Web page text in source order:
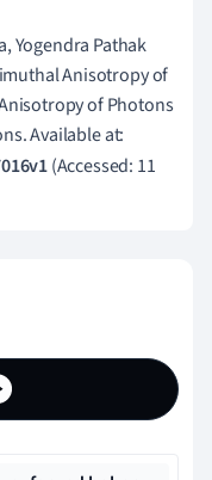
Yogendra Pathak
Anisotropy of
of Photons
Available at:
(Accessed: 11